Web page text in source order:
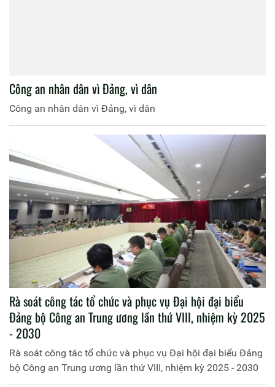
Công an nhân dân vì Đảng, vì dân
Công an nhân dân vì Đảng, vì dân
Rà soát công tác tổ chức và phục vụ Đại hội đại biểu
Đảng bộ Công an Trung ương lần thứ VIII, nhiệm kỳ 2025
- 2030
Rà soát công tác tổ chức và phục vụ Đại hội đại biểu Đảng
bộ Công an Trung ương lần thứ VIII, nhiệm kỳ 2025 - 2030